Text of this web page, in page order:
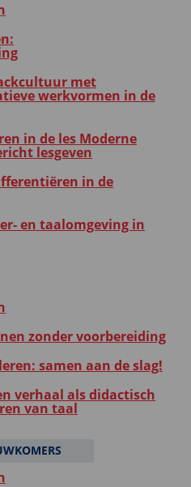
met
werkvormen in de
in de les Moderne
lesgeven
in de
en taalomgeving in
zonder voorbereiding
samen aan de slag!
verhaal als didactisch
van taal